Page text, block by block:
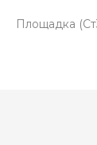
Площадка